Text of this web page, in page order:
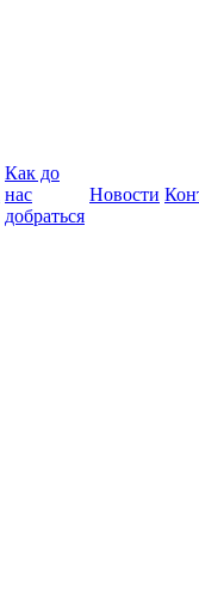
Как до
нас
добраться
Новости